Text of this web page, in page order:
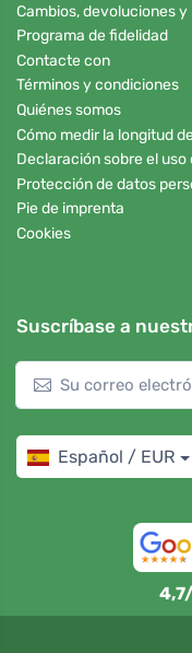
Cambios, devoluciones
Programa de fidelidad
Contacte con
Términos y condiciones
Quiénes somos
Cómo medir la longitud
Declaración sobre el uso
Protección de datos
Pie de imprenta
Cookies
Suscríbase a
Español / EUR